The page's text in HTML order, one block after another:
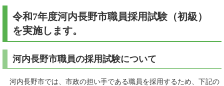
令和7年度河内長野市職員採用試験（初級）
を実施します。
河内長野市職員の採用試験について
河内長野市では、市政の担い手である職員を採用するため、下記の